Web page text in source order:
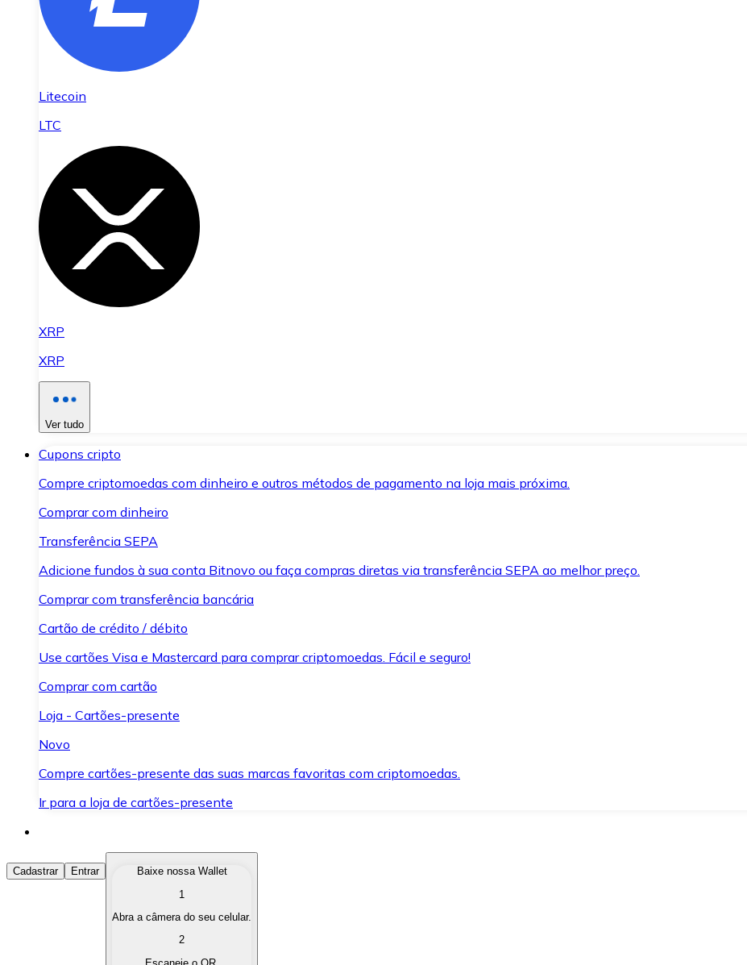
Litecoin
LTC
XRP
XRP
Ver tudo
Cupons cripto
Compre criptomoedas com dinheiro e outros métodos de pagamento na loja mais próxima.
Comprar com dinheiro
Transferência SEPA
Adicione fundos à sua conta Bitnovo ou faça compras diretas via transferência SEPA ao melhor preço.
Comprar com transferência bancária
Cartão de crédito / débito
Use cartões Visa e Mastercard para comprar criptomoedas. Fácil e seguro!
Comprar com cartão
Loja - Cartões-presente
Novo
Compre cartões-presente das suas marcas favoritas com criptomoedas.
Ir para a loja de cartões-presente
Comprar Criptomoedas
Compre as criptomoedas de seu interesse de forma rápida e segura.
Converta suas criptomoedas em moeda fiduciária quando precisar.
Cadastrar Entrar
Baixe nossa Wallet
1
Abra a câmera do seu celular.
2